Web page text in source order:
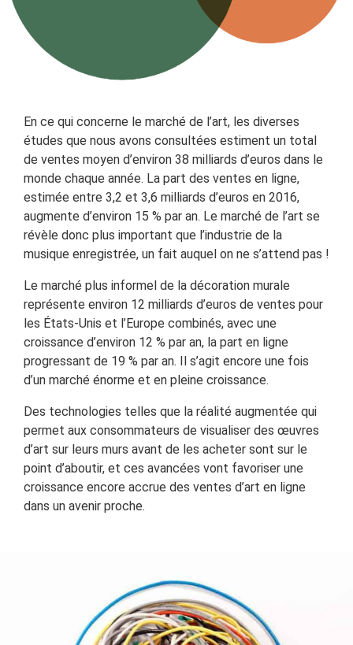
En ce qui concerne le marché de l’art, les diverses
études que nous avons consultées estiment un total
de ventes moyen d’environ 38 milliards d’euros dans le
monde chaque année. La part des ventes en ligne,
estimée entre 3,2 et 3,6 milliards d’euros en 2016,
augmente d’environ 15 % par an. Le marché de l’art se
révèle donc plus important que l’industrie de la
musique enregistrée, un fait auquel on ne s’attend pas !
Le marché plus informel de la décoration murale
représente environ 12 milliards d’euros de ventes pour
les États-Unis et l’Europe combinés, avec une
croissance d’environ 12 % par an, la part en ligne
progressant de 19 % par an. Il s’agit encore une fois
d’un marché énorme et en pleine croissance.
Des technologies telles que la réalité augmentée qui
permet aux consommateurs de visualiser des œuvres
d’art sur leurs murs avant de les acheter sont sur le
point d’aboutir, et ces avancées vont favoriser une
croissance encore accrue des ventes d’art en ligne
dans un avenir proche.